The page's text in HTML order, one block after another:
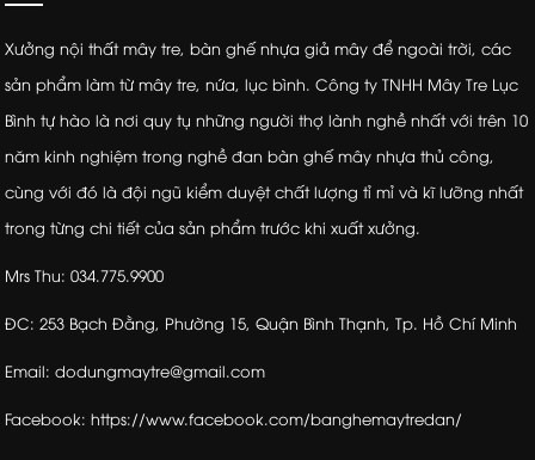
Xưởng nội thất mây tre, bàn ghế nhựa giả mây để ngoài trời, các
sản phẩm làm từ mây tre, nứa, lục bình. Công ty TNHH Mây Tre Lục
Bình tự hào là nơi quy tụ những người thợ lành nghề nhất với trên 10
năm kinh nghiệm trong nghề đan bàn ghế mây nhựa thủ công,
cùng với đó là đội ngũ kiểm duyệt chất lượng tỉ mỉ và kĩ lưỡng nhất
trong từng chi tiết của sản phẩm trước khi xuất xưởng.
Mrs Thu: 034.775.9900
ĐC: 253 Bạch Đằng, Phường 15, Quận Bình Thạnh, Tp. Hồ Chí Minh
Email: dodungmaytre@gmail.com
Facebook: https://www.facebook.com/banghemaytredan/